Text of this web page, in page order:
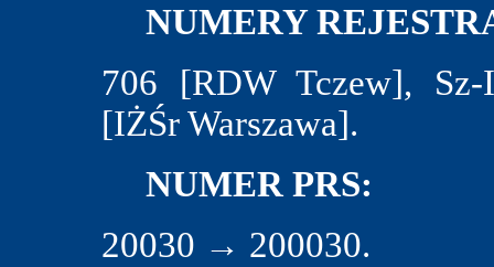
NUMERY
706 [RDW Tczew],
[IŻŚr Warszawa].
NUMER PRS:
20030 → 200030.